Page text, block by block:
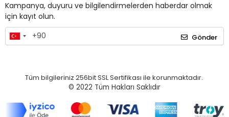
Kampanya, duyuru ve bilgilendirmelerden haberdar olmak
için kayıt olun.
Gönder
Tüm bilgileriniz 256bit SSL Sertifikası ile korunmaktadır.
© 2022 Tüm Hakları Saklıdır